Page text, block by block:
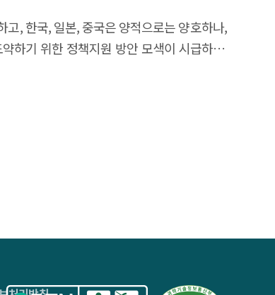
, 한국, 일본, 중국은 양적으로는 양호하나,
하기 위한 정책지원 방안 모색이 시급하다.
강할 필요가 있다.